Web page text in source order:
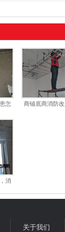
怎
商铺底商消防
消
关于我们